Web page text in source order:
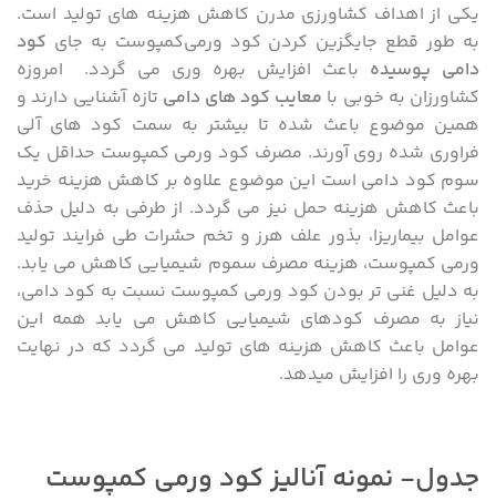
یکی از اهداف کشاورزی مدرن کاهش هزینه های تولید است.
به طور قطع جایگزین کردن کود ورمی‌کمپوست به جای کود
دامی پوسیده باعث افزایش بهره وری می گردد. امروزه
کشاورزان به خوبی با معایب کود های دامی تازه آشنایی دارند و
همین موضوع باعث شده تا بیشتر به سمت کود های آلی
فراوری شده روی آورند. مصرف کود ورمی کمپوست حداقل یک
سوم کود دامی است این موضوع علاوه بر کاهش هزینه خرید
باعث کاهش هزینه حمل نیز می گردد. از طرفی به دلیل حذف
عوامل بیماریزا، بذور علف هرز و تخم حشرات طی فرایند تولید
ورمی کمپوست، هزینه مصرف سموم شیمیایی کاهش می یابد.
به دلیل غنی تر بودن کود ورمی کمپوست نسبت به کود دامی،
نیاز به مصرف کود‌های شیمیایی کاهش می یابد همه این
عوامل باعث کاهش هزینه های تولید می گردد که در نهایت
بهره وری را افزایش میدهد.
جدول- نمونه آنالیز کود ورمی کمپوست